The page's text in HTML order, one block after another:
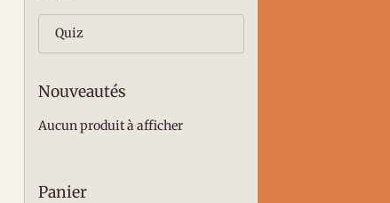
Quiz
Nouveautés
Aucun produit à afficher
Panier